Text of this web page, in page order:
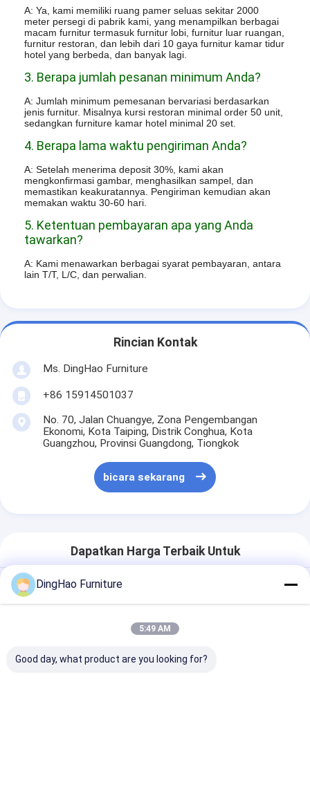
A: Ya, kami memiliki ruang pamer seluas sekitar 2000
meter persegi di pabrik kami, yang menampilkan berbagai
macam furnitur termasuk furnitur lobi, furnitur luar ruangan,
furnitur restoran, dan lebih dari 10 gaya furnitur kamar tidur
hotel yang berbeda, dan banyak lagi.
3. Berapa jumlah pesanan minimum Anda?
A: Jumlah minimum pemesanan bervariasi berdasarkan
jenis furnitur. Misalnya kursi restoran minimal order 50 unit,
sedangkan furniture kamar hotel minimal 20 set.
4. Berapa lama waktu pengiriman Anda?
A: Setelah menerima deposit 30%, kami akan
mengkonfirmasi gambar, menghasilkan sampel, dan
memastikan keakuratannya. Pengiriman kemudian akan
memakan waktu 30-60 hari.
5. Ketentuan pembayaran apa yang Anda
tawarkan?
A: Kami menawarkan berbagai syarat pembayaran, antara
lain T/T, L/C, dan perwalian.
Rincian Kontak
Ms. DingHao Furniture
+86 15914501037
No. 70, Jalan Chuangye, Zona Pengembangan
Ekonomi, Kota Taiping, Distrik Conghua, Kota
Guangzhou, Provinsi Guangdong, Tiongkok
bicara sekarang
Dapatkan Harga Terbaik Untuk
MERED STATION PENGGAWATAN
PENGGAWATAN PENGGAWATAN
PENGGAWATAN PENGGAWATAN
DingHao Furniture
5:49 AM
Good day, what product are you looking for?